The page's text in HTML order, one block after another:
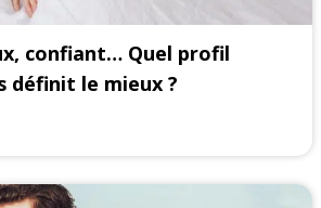
confiant… Quel profil
définit le mieux ?